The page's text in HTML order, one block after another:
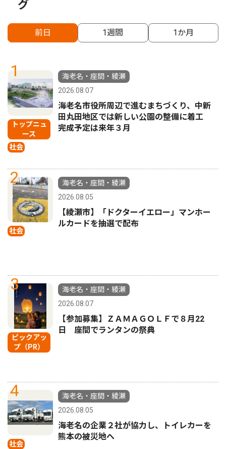
グ
前日 1週間 1か月
1
トップニュ
ース
社会
海老名・座間・綾瀬
2026.08.07
海老名市役所周辺で進むまちづくり、中新
田丸田地区では新しい公園の整備に着工
完成予定は来年３月
2
社会
海老名・座間・綾瀬
2026.08.05
【綾瀬市】「ドクターイエロー」マンホー
ルカードを抽選で配布
3
ピックアッ
プ（PR）
海老名・座間・綾瀬
2026.08.07
【参加募集】ＺＡＭＡＧＯＬＦで８月22
日 座間でランタンの祭典
4
社会
海老名・座間・綾瀬
2026.08.05
海老名の企業２社が協力し、トイレカーを
熊本の被災地へ